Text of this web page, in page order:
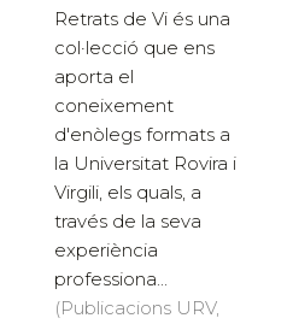
Retrats de Vi és una
col·lecció que ens
aporta el
coneixement
d'enòlegs formats a
la Universitat Rovira i
Virgili, els quals, a
través de la seva
experiència
professiona...
(Publicacions URV,